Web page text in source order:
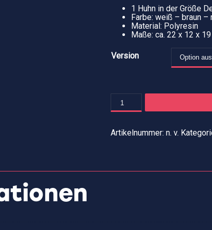
1 Huhn in der Größe
Farbe: weiß – braun –
Material: Polyresin
Maße: ca. 22 x 12 x
Version
Artikelnummer: n. v.